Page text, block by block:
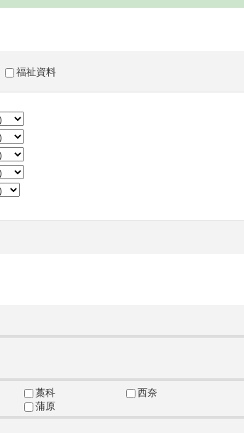
福祉資料
藁科
西奈
蒲原